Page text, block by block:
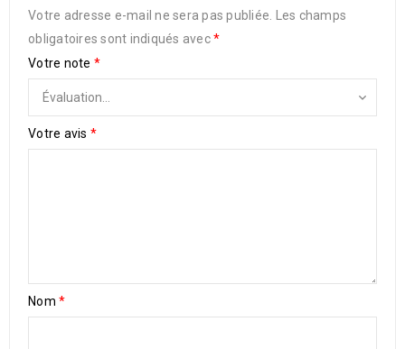
Votre adresse e-mail ne sera pas publiée.
Les champs
obligatoires sont indiqués avec*
Votre note *
Votre avis *
Nom *